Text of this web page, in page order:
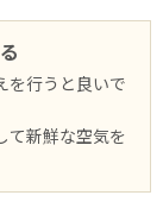
を行うと良いで
て新鮮な空気を